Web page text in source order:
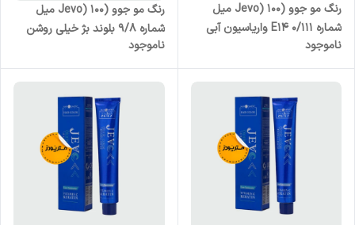
رنگ مو جوو (Jevo) 100 میل
شماره E14 0/111 واریاسیون آبی
ناموجود
رنگ مو جوو (Jevo) 100 میل
شماره 9/8 بلوند بژ خیلی روشن
ناموجود